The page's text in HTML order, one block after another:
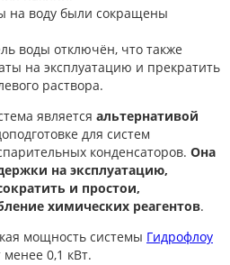
на воду были сокращены
воды отключён, что также
на эксплуатацию и прекратить
раствора.
является альтернативой
для систем
конденсаторов. Она
на эксплуатацию,
и простои,
химических реагентов.
мощность системы Гидрофлоу
менее 0,1 кВт.